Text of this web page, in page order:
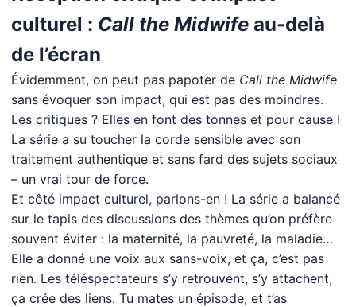
culturel : Call the Midwife au-delà
de l’écran
Évidemment, on peut pas papoter de Call the Midwife
sans évoquer son impact, qui est pas des moindres.
Les critiques ? Elles en font des tonnes et pour cause !
La série a su toucher la corde sensible avec son
traitement authentique et sans fard des sujets sociaux
– un vrai tour de force.
Et côté impact culturel, parlons-en ! La série a balancé
sur le tapis des discussions des thèmes qu’on préfère
souvent éviter : la maternité, la pauvreté, la maladie…
Elle a donné une voix aux sans-voix, et ça, c’est pas
rien. Les téléspectateurs s’y retrouvent, s’y attachent,
ça crée des liens. Tu mates un épisode, et t’as